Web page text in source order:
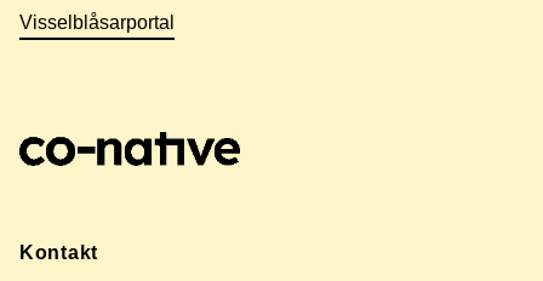
Visselblåsarportal
Kontakt